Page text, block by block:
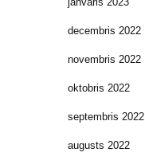
decembris 2022
novembris 2022
oktobris 2022
septembris 2022
augusts 2022